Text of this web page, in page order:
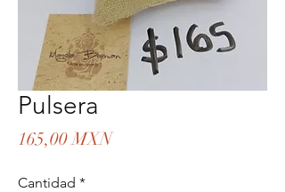
Pulsera
165,00 MXNPrecio
Cantidad *